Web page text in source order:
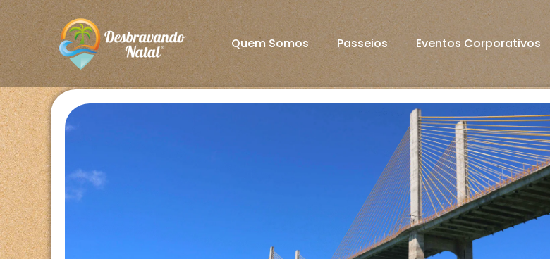
Quem Somos Passeios Eventos Corporativos